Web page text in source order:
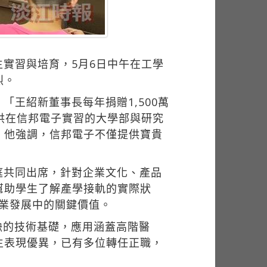
習與培育，5月6日中午在工學
王紹新董事長每年捐贈1,500萬
信邦電子實習的大學部與研究
強調，信邦電子不僅提供寶貴
同出席，針對企業文化、產品
學生了解產學接軌的實際狀
發展中的關鍵價值。
技術基礎，應用涵蓋高階醫
現優異，已有多位轉任正職，